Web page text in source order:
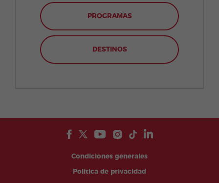
PROGRAMAS
DESTINOS
Condiciones generales
Política de privacidad